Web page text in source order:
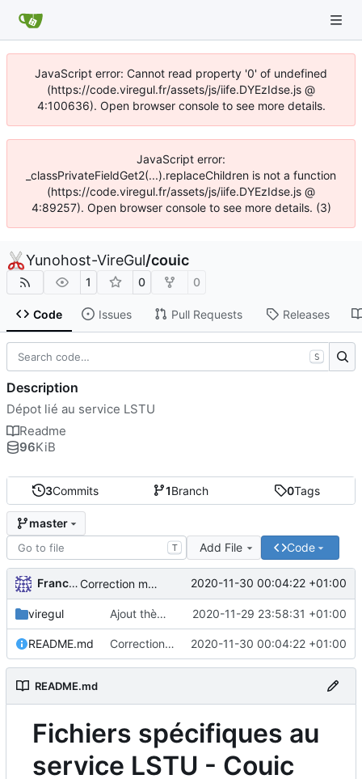
JavaScript error: Cannot read property '0' of undefined
(https://code.viregul.fr/assets/js/iife.DYEzIdse.js @
4:100636). Open browser console to see more details.
JavaScript error:
_classPrivateFieldGet2(...).replaceChildren is not a function
(https://code.viregul.fr/assets/js/iife.DYEzIdse.js @
4:89257). Open browser console to see more details. (3)
Yunohost-VireGul/couic
1 0 0
Code Issues Pull Requests Releases
3Commits 1Branch 0Tags
master
T Add File Code
FrancoisA Correction markdown 2020-11-30 00:04:22 +01:00
viregul Ajout thème Viregul 2020-11-29 23:58:31 +01:00
README.md Correction markdown 2020-11-30 00:04:22 +01:00
README.md
Fichiers spécifiques au
service LSTU - Couic
S
Description
Dépot lié au service LSTU
Readme
96KiB